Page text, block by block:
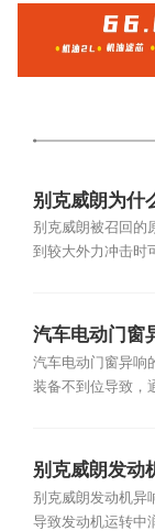
别克威朗为什
别克威朗被召回的
到较大外力冲击时
汽车电动门窗
汽车电动门窗异响
装备不到位导致，
别克威朗发动
别克威朗发动机异
导致发动机运转中